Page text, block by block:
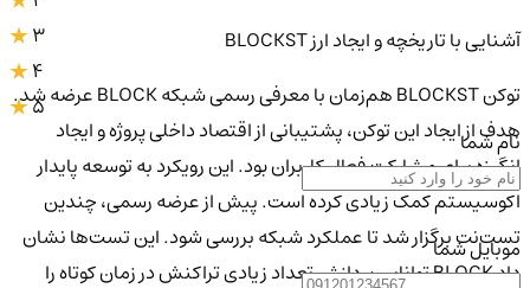
آشنایی با تاریخچه و ایجاد ارز BLOCKST
توکن BLOCKST هم‌زمان با معرفی رسمی شبکه BLOCK عرضه شد.
هدف از ایجاد این توکن، پشتیبانی از اقتصاد داخلی پروژه و ایجاد
انگیزه برای مشارکت فعال کاربران بود. این رویکرد به توسعه پایدار
اکوسیستم کمک زیادی کرده است. پیش از عرضه رسمی، چندین
تست‌نت برگزار شد تا عملکرد شبکه بررسی شود. این تست‌ها نشان
داد BLOCK توانایی پردازش تعداد زیادی تراکنش در زمان کوتاه را
3
4
5
نام شما
موبایل شما